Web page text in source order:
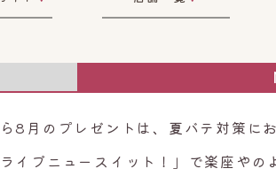
ら8月のプレゼントは、夏バテ対策に